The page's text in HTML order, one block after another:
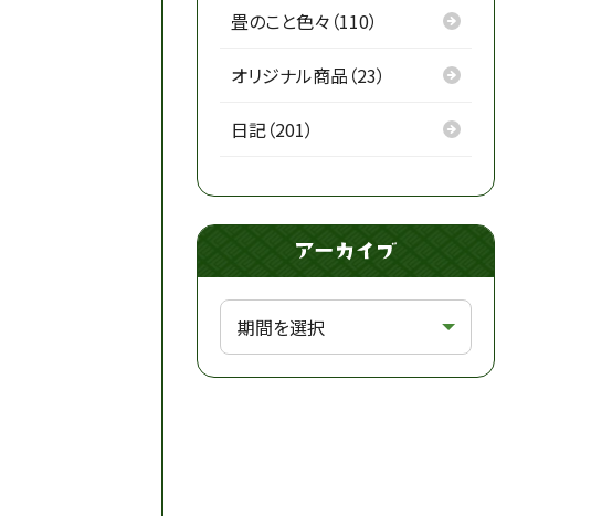
畳のこと色々（110）
オリジナル商品（23）
日記（201）